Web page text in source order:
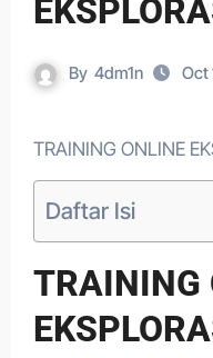
By 4dm1n Oct
TRAINING ONLINE
Daftar Isi
TRAINING